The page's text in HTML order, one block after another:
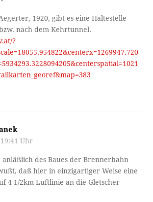
1920, gibt es eine Haltestelle
nach dem Kehrtunnel.
?
Uhr
anläßlich des Baues der Brennerbahn
daß hier in einzigartiger Weise eine
4 1/2km Luftlinie an die Gletscher